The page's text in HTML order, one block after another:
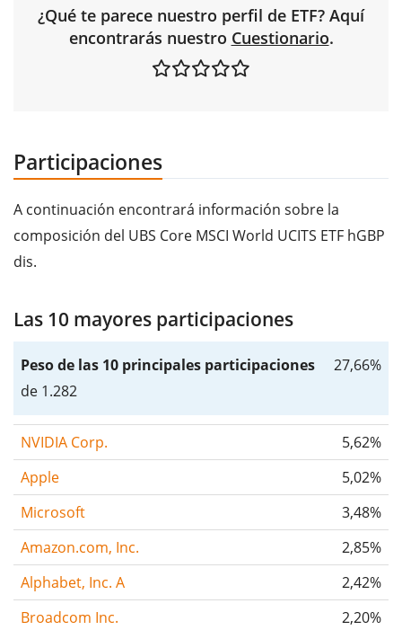
¿Qué te parece nuestro perfil de ETF? Aquí
encontrarás nuestro Cuestionario.
Participaciones
A continuación encontrará información sobre la
composición del UBS Core MSCI World UCITS ETF hGBP
dis.
Las 10 mayores participaciones
Peso de las 10 principales participaciones
de 1.282
27,66%
NVIDIA Corp.
5,62%
Apple
5,02%
Microsoft
3,48%
Amazon.com, Inc.
2,85%
Alphabet, Inc. A
2,42%
Broadcom Inc.
2,20%